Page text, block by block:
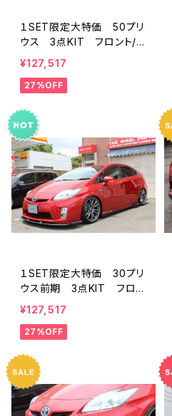
１SET限定大特価 50プリ
ウス 3点KIT フロント/サ
イド/リアフラップスポイラ
ー FRP ミネルバVer.GT
前期
¥127,517
27%OFF
１SET限定大特価 30プリ
ウス前期 3点KIT フロン
ト/サイド/リア フラップスポ
イラー FRP ミネルバVe
r.GT
¥127,517
27%OFF